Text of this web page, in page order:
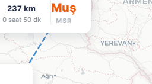
237km
0 saat 50 dk
Muş
MSR